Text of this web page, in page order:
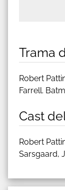
Trama
Robert
Farrell.
Cast
Robert
Sarsgaard,